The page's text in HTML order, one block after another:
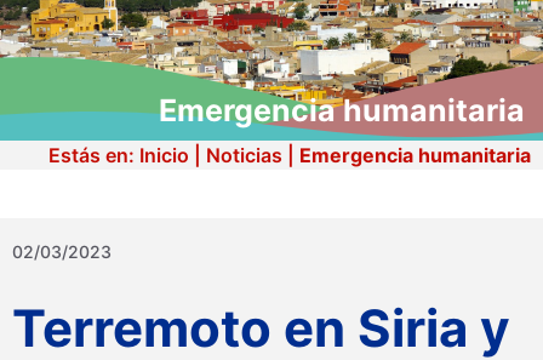
Emergencia humanitaria
Estás en: Inicio Noticias Emergencia humanitaria
02/03/2023
Terremoto en Siria y